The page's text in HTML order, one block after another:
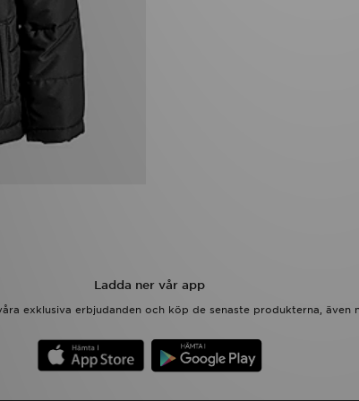
Ladda ner vår app
exklusiva erbjudanden och köp de senaste produkterna, även